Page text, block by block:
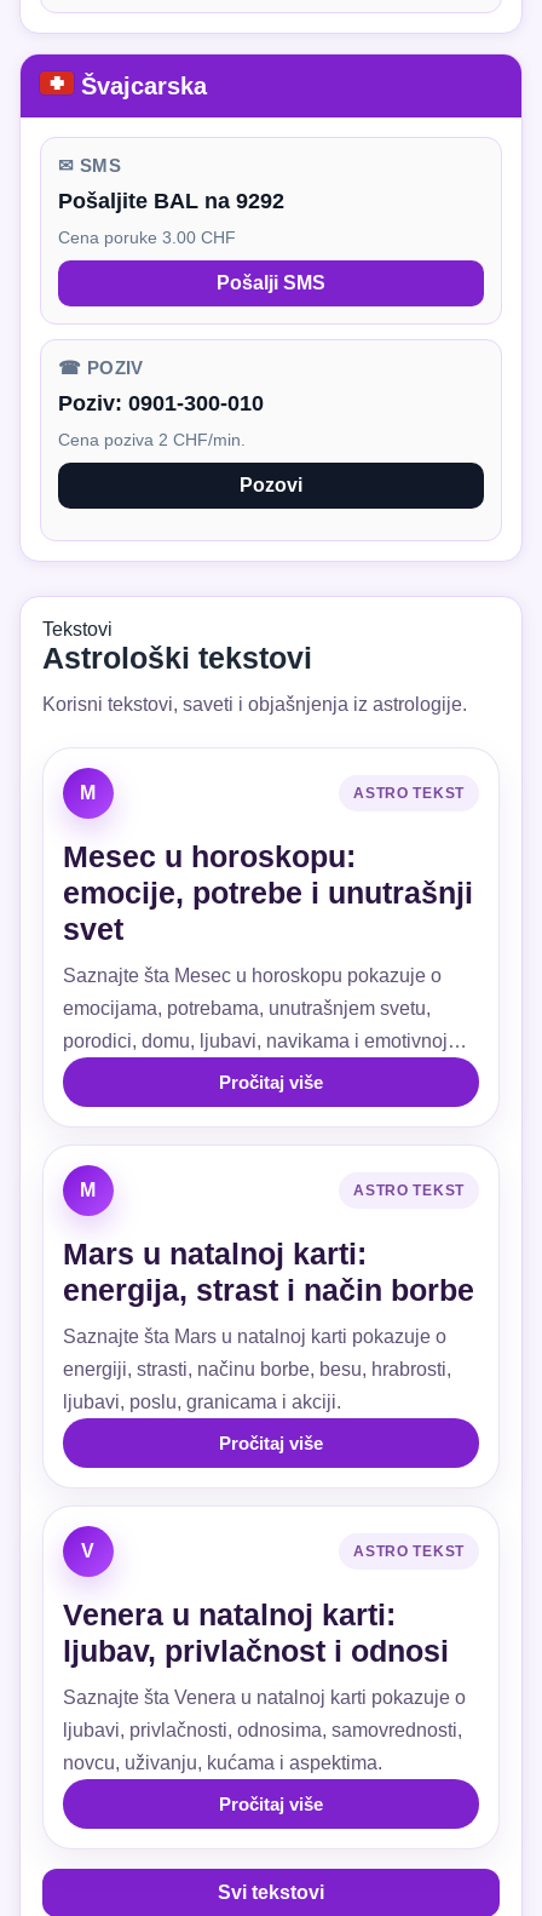
Švajcarska
✉ SMS
Pošaljite BAL na 9292
Cena poruke 3.00 CHF
Pošalji SMS
☎ POZIV
Poziv: 0901-300-010
Cena poziva 2 CHF/min.
Pozovi
Tekstovi
Astrološki tekstovi
Korisni tekstovi, saveti i objašnjenja iz astrologije.
M ASTRO TEKST
Mesec u horoskopu:
emocije, potrebe i unutrašnji
svet
Saznajte šta Mesec u horoskopu pokazuje o
emocijama, potrebama, unutrašnjem svetu,
porodici, domu, ljubavi, navikama i emotivnoj
sigurnosti.
Pročitaj više
M ASTRO TEKST
Mars u natalnoj karti:
energija, strast i način borbe
Saznajte šta Mars u natalnoj karti pokazuje o
energiji, strasti, načinu borbe, besu, hrabrosti,
ljubavi, poslu, granicama i akciji.
Pročitaj više
V ASTRO TEKST
Venera u natalnoj karti:
ljubav, privlačnost i odnosi
Saznajte šta Venera u natalnoj karti pokazuje o
ljubavi, privlačnosti, odnosima, samovrednosti,
novcu, uživanju, kućama i aspektima.
Pročitaj više
Svi tekstovi